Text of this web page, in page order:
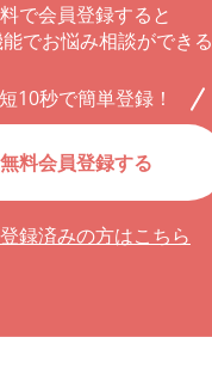
で会員登録すると
でお悩み相談ができる
10秒で簡単登録！
無料会員登録する
録済みの方はこちら